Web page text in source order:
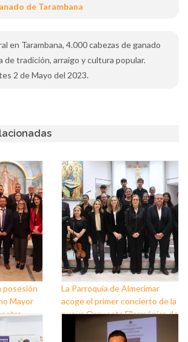
de Tarambana
en Tarambana, 4.000 cabezas de ganado
de tradición, arraigo y cultura popular.
2 de Mayo del 2023.
posesión
Mayor
y
Dolores
La Parroquia de Almerimar
acoge el primer concierto de la
nueva Orquesta Filarmónica de